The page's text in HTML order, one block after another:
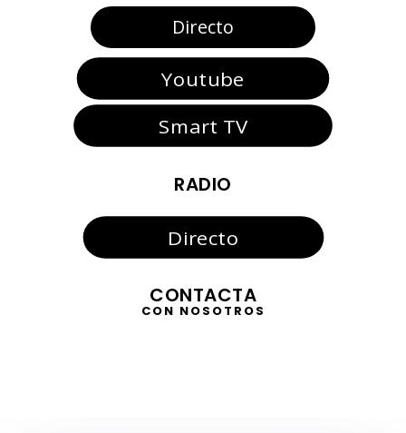
Directo
Youtube
Smart TV
RADIO
Directo
CONTACTA
CON NOSOTROS